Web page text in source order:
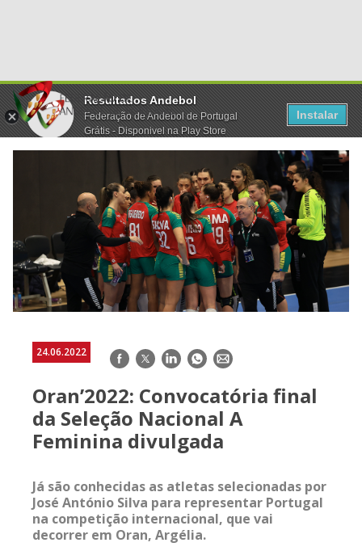
Resultados Andebol
Federação de Andebol de Portugal
Grátis - Disponivel na Play Store
Instalar
24.06.2022 Facebook
TwitterLinkedInWhatsApp
E-
Oran’2022: Convocatória final
da Seleção Nacional A
Feminina divulgada
Já são conhecidas as atletas selecionadas por
José António Silva para representar Portugal
na competição internacional, que vai
decorrer em Oran, Argélia.